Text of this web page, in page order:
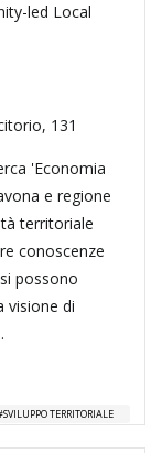
led Local
131
'Economia
e regione
territoriale
conoscenze
possono
visione di
SVILUPPO TERRITORIALE